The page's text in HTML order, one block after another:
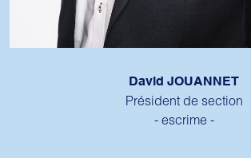
David JOUANNET
Président de section
- escrime -